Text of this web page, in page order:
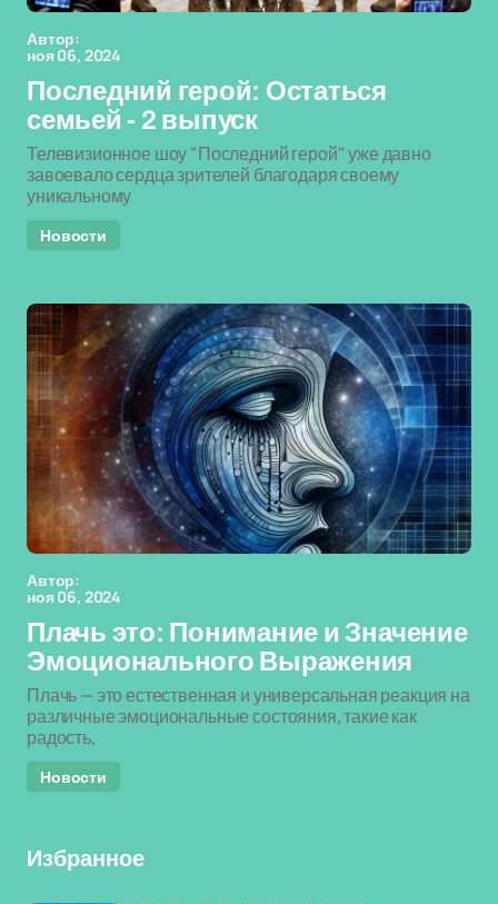
Автор:
ноя 06, 2024
Последний герой: Остаться
семьей - 2 выпуск
Телевизионное шоу "Последний герой" уже давно
завоевало сердца зрителей благодаря своему
уникальному
Новости
Автор:
ноя 06, 2024
Плачь это: Понимание и Значение
Эмоционального Выражения
Плачь — это естественная и универсальная реакция на
различные эмоциональные состояния, такие как
радость,
Новости
Избранное